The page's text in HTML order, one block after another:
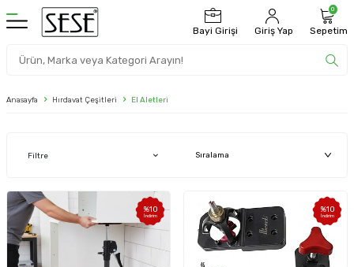
Bayi Girişi Giriş Yap
0
Sepetim
Anasayfa Hırdavat Çeşitleri El Aletleri
Filtre
%10
İndirim
%10
İndirim